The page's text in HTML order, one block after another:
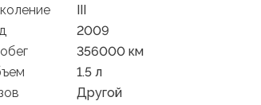
III
2009
356000 км
1.5 л
Другой